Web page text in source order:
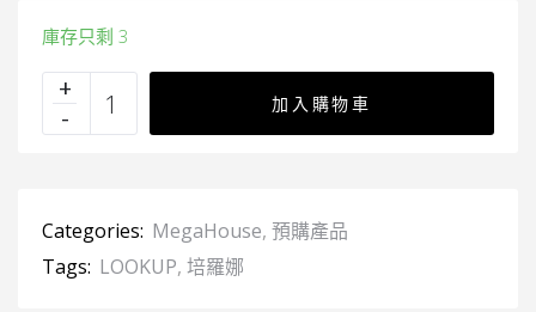
庫存只剩 3
加入購物車
Categories: MegaHouse, 預購產品
Tags: LOOKUP, 培羅娜